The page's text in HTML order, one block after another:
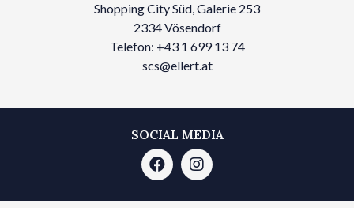
Shopping City Süd, Galerie 253
2334 Vösendorf
Telefon: +43 1 699 13 74
scs@ellert.at
SOCIAL MEDIA